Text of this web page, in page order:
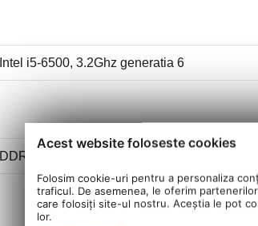
Intel i5-6500, 3.2Ghz generatia 6
DDR4 8Gb
Acest website foloseste cookies
Folosim cookie-uri pentru a personaliza
traficul. De asemenea, le oferim
care folosiți site-ul nostru. Aceștia le pot
lor.